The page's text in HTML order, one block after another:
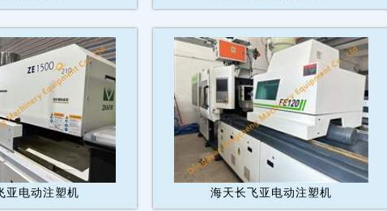
亚电动注塑机 海天长飞亚电动注塑机